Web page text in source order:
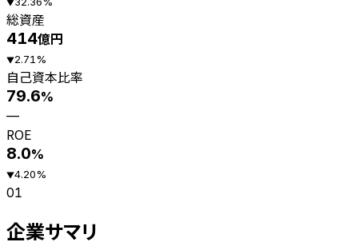
▼
総資産
414億円
▼2.71 %
自己資本比率
79.6%
—
ROE
8.0%
▼4.20%
01
企業サマリ